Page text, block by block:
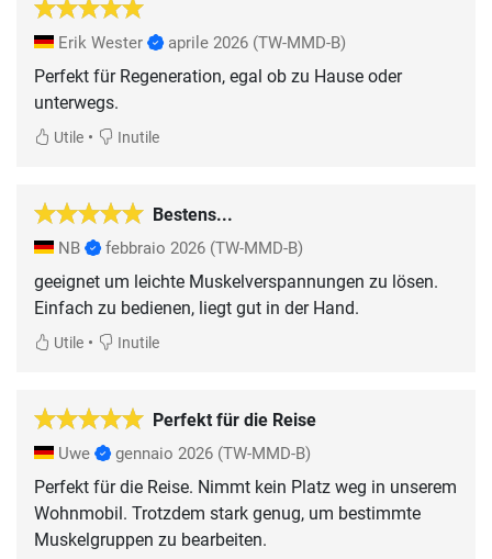
Erik Wester aprile 2026 (TW-MMD-B)
Perfekt für Regeneration, egal ob zu Hause oder
unterwegs.
Utile • Inutile
Bestens...
NB febbraio 2026 (TW-MMD-B)
geeignet um leichte Muskelverspannungen zu lösen.
Einfach zu bedienen, liegt gut in der Hand.
Utile • Inutile
Perfekt für die Reise
Uwe gennaio 2026 (TW-MMD-B)
Perfekt für die Reise. Nimmt kein Platz weg in unserem
Wohnmobil. Trotzdem stark genug, um bestimmte
Muskelgruppen zu bearbeiten.